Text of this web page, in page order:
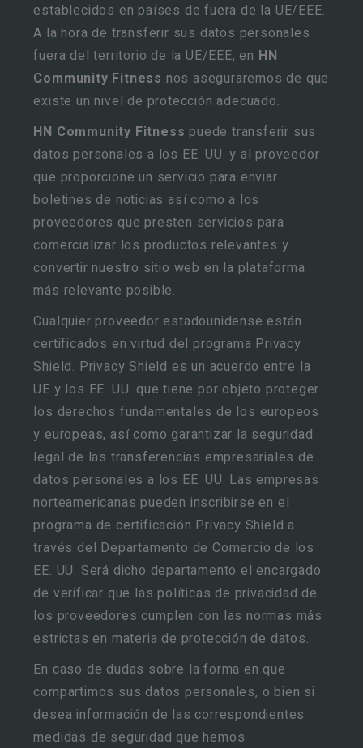
establecidos en países de fuera de la UE/EEE.
A la hora de transferir sus datos personales
fuera del territorio de la UE/EEE, en HN
Community Fitness nos aseguraremos de que
existe un nivel de protección adecuado.
HN Community Fitness puede transferir sus
datos personales a los EE. UU. y al proveedor
que proporcione un servicio para enviar
boletines de noticias así como a los
proveedores que presten servicios para
comercializar los productos relevantes y
convertir nuestro sitio web en la plataforma
más relevante posible.
Cualquier proveedor estadounidense están
certificados en virtud del programa Privacy
Shield. Privacy Shield es un acuerdo entre la
UE y los EE. UU. que tiene por objeto proteger
los derechos fundamentales de los europeos
y europeas, así como garantizar la seguridad
legal de las transferencias empresariales de
datos personales a los EE. UU. Las empresas
norteamericanas pueden inscribirse en el
programa de certificación Privacy Shield a
través del Departamento de Comercio de los
EE. UU. Será dicho departamento el encargado
de verificar que las políticas de privacidad de
los proveedores cumplen con las normas más
estrictas en materia de protección de datos.
En caso de dudas sobre la forma en que
compartimos sus datos personales, o bien si
desea información de las correspondientes
medidas de seguridad que hemos